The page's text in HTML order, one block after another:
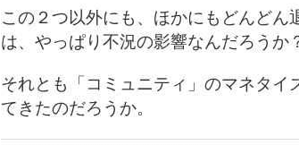
この２つ以外にも、ほかにもどんど
は、やっぱり不況の影響なんだろうか
それとも「コミュニティ」のマネタ
てきたのだろうか。